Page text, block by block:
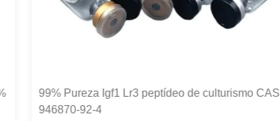
99% Pureza Igf1 Lr3 peptídeo de culturismo CAS
946870-92-4